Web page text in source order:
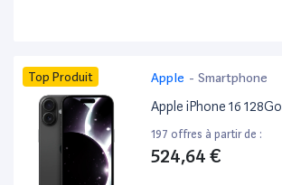
Top Produit Apple - Smartphone
Apple iPhone 16 128Go
197 offres à partir de :
524,64 €